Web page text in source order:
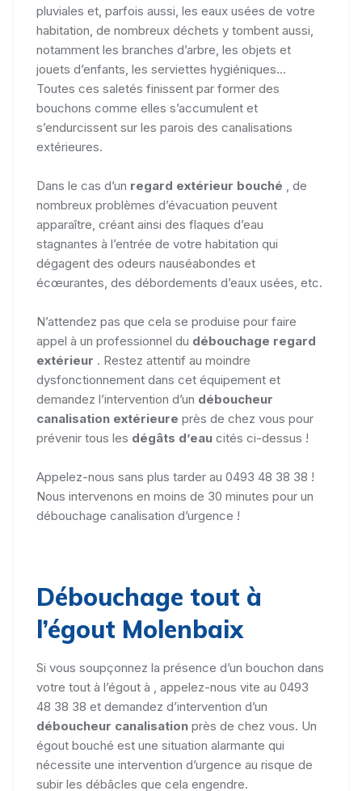
pluviales et, parfois aussi, les eaux usées de votre
habitation, de nombreux déchets y tombent aussi,
notamment les branches d’arbre, les objets et
jouets d’enfants, les serviettes hygiéniques...
Toutes ces saletés finissent par former des
bouchons comme elles s’accumulent et
s’endurcissent sur les parois des canalisations
extérieures.
Dans le cas d’un regard extérieur bouché , de
nombreux problèmes d’évacuation peuvent
apparaître, créant ainsi des flaques d’eau
stagnantes à l’entrée de votre habitation qui
dégagent des odeurs nauséabondes et
écœurantes, des débordements d’eaux usées, etc.
N’attendez pas que cela se produise pour faire
appel à un professionnel du débouchage regard
extérieur . Restez attentif au moindre
dysfonctionnement dans cet équipement et
demandez l’intervention d’un déboucheur
canalisation extérieure près de chez vous pour
prévenir tous les dégâts d’eau cités ci-dessus !
Appelez-nous sans plus tarder au 0493 48 38 38 !
Nous intervenons en moins de 30 minutes pour un
débouchage canalisation d’urgence !
Débouchage tout à
l’égout Molenbaix
Si vous soupçonnez la présence d’un bouchon dans
votre tout à l’égout à , appelez-nous vite au 0493
48 38 38 et demandez d’intervention d’un
déboucheur canalisation près de chez vous. Un
égout bouché est une situation alarmante qui
nécessite une intervention d’urgence au risque de
subir les débâcles que cela engendre.